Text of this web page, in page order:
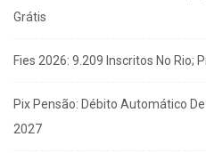
Grátis
Fies 2026: 9.209 Inscritos No Rio;
Pix Pensão: Débito Automático
2027